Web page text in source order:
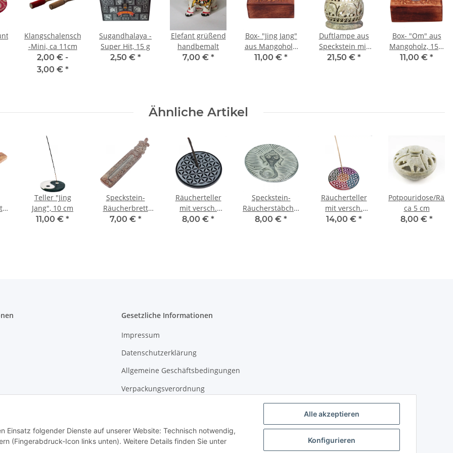
Alle akzeptieren
Konfigurieren
Einsatz folgender Dienste auf unserer Website: Technisch notwendig,
(Fingerabdruck-Icon links unten). Weitere Details finden Sie unter
Klangschalenschlägel
-Mini, ca 11cm
2,00 € -
3,00 € *
Sugandhalaya -
Super Hit, 15 g
2,50 € *
Elefant grüßend
handbemalt
7,00 € *
Box- "Jing Jang"
aus Mangoholz,
15 x 10 cm
11,00 € *
Duftlampe aus
Speckstein mit
Elefantenmotiven
21,50 € *
Box- "Om" aus
Mangoholz, 15 x
10 cm
11,00 € *
Ähnliche Artikel
Teller "Jing
Jang", 10 cm
11,00 € *
Speckstein-
Räucherbrett
mit Schildkröte,
7,00 € *
Räucherteller
mit versch.
Motiven,
8,00 € *
Speckstein-
Räucherstäbchenhalter
Rund mit
8,00 € *
Räucherteller
mit versch.
Motiven, Bunt,
14,00 € *
Potpouridose/
ca 5 cm
8,00 € *
Gesetzliche Informationen
Impressum
Datenschutzerklärung
Allgemeine Geschäftsbedingungen
Verpackungsverordnung